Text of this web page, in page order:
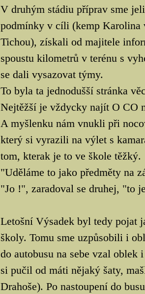
V druhým stádiu příprav sme
podmínky v cíli (kemp Karolina
Tichou), získali od majitele
spoustu kilometrů v terénu s
se dali vysazovat týmy.
To byla ta jednodušší stránka
Nejtěžší je vždycky najít O CO
A myšlenku nám vnukli při
který si vyrazili na výlet s
tom, kterak je to ve škole těžký.
"Uděláme to jako předměty na
"Jo !", zaradoval se druhej, "to
Letošní Výsadek byl tedy pojat
školy. Tomu sme uzpůsobili i
do autobusu na sebe vzal
si pučil od máti nějaký šaty,
Drahoše). Po nastoupení do